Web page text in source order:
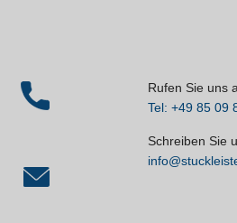
Rufen Sie uns
Tel: +49 85 09
Schreiben Sie